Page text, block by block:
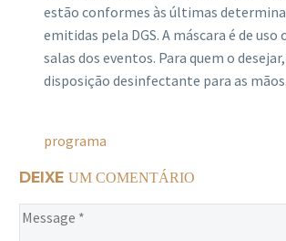
estão conformes às últimas
emitidas pela DGS. A máscara é de
salas dos eventos. Para quem o
disposição desinfectante para as mãos.
programa
DEIXE UM COMENTÁRIO